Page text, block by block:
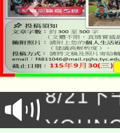
「本色
場熱烈
8/21下
徵才活